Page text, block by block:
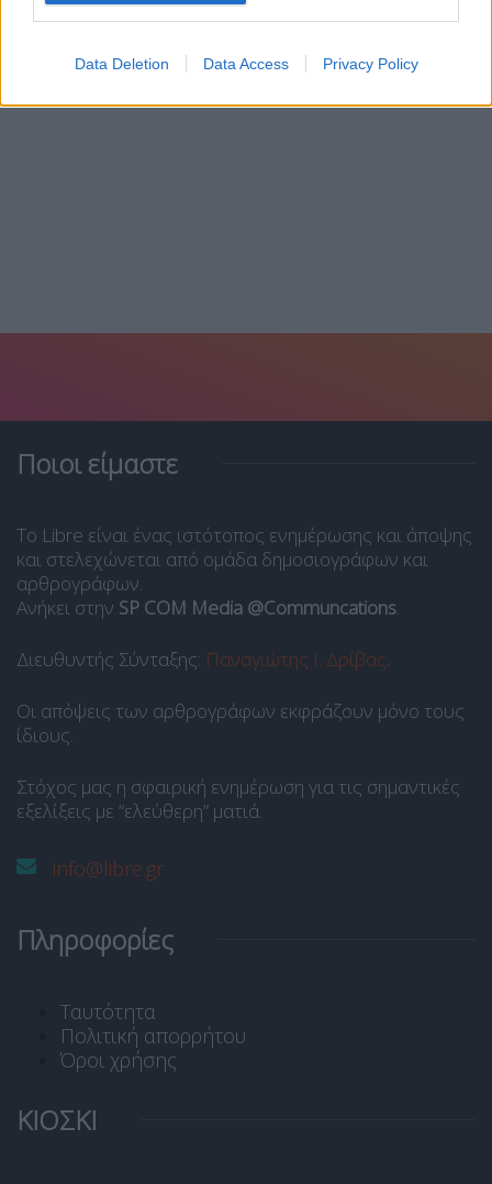
Data Deletion Data Access Privacy Policy
Hellenic Train: Ακινητοποιήθηκε τρένο λόγω
6 Αυγούστου, 2026
Ποιοι είμαστε
Το Libre είναι ένας ιστότοπος ενημέρωσης και άποψης
και στελεχώνεται από ομάδα δημοσιογράφων και
αρθρογράφων.
Ανήκει στην SP COM Media @Communcations.
Διευθυντής Σύνταξης: Παναγιώτης Ι. Δρίβας.
Οι απόψεις των αρθρογράφων εκφράζουν μόνο τους
ίδιους.
Στόχος μας η σφαιρική ενημέρωση για τις σημαντικές
εξελίξεις με “ελεύθερη” ματιά.
info@libre.gr
Πληροφορίες
Ταυτότητα
Πολιτική απορρήτου
Όροι χρήσης
ΚΙΟΣΚΙ